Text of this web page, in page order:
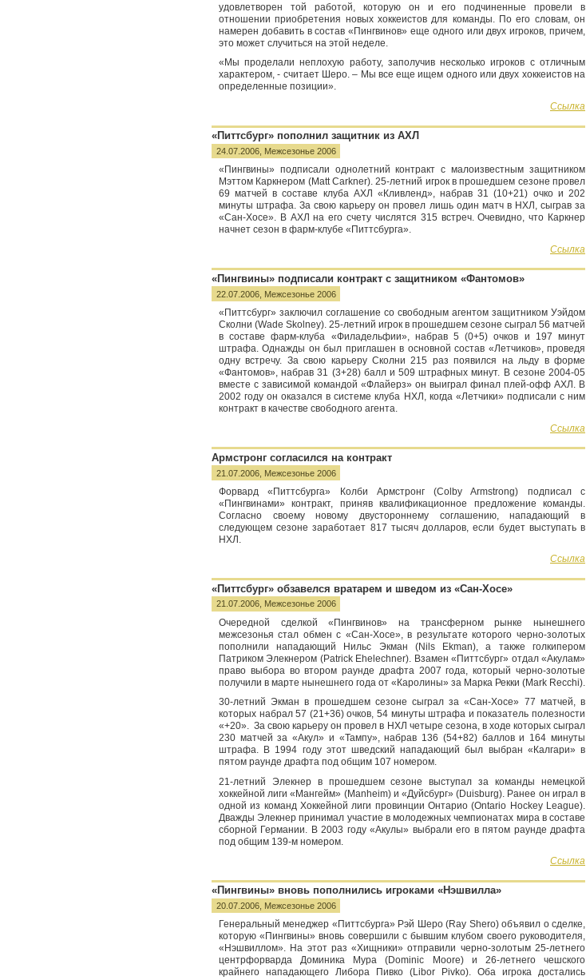
удовлетворен той работой, которую он и его подчиненные провели в
отношении приобретения новых хоккеистов для команды. По его словам, он
намерен добавить в состав «Пингвинов» еще одного или двух игроков, причем,
это может случиться на этой неделе.
«Мы проделали неплохую работу, заполучив несколько игроков с отличным
характером, - считает Шеро. – Мы все еще ищем одного или двух хоккеистов на
определенные позиции».
Ссылка
«Питтсбург» пополнил защитник из АХЛ
24.07.2006, Межсезонье 2006
«Пингвины» подписали однолетний контракт с малоизвестным защитником
Мэттом Каркнером (Matt Carkner). 25-летний игрок в прошедшем сезоне провел
69 матчей в составе клуба АХЛ «Кливленд», набрав 31 (10+21) очко и 202
минуты штрафа. За свою карьеру он провел лишь один матч в НХЛ, сыграв за
«Сан-Хосе». В АХЛ на его счету числятся 315 встреч. Очевидно, что Каркнер
начнет сезон в фарм-клубе «Питтсбурга».
Ссылка
«Пингвины» подписали контракт с защитником «Фантомов»
22.07.2006, Межсезонье 2006
«Питтсбург» заключил соглашение со свободным агентом защитником Уэйдом
Сколни (Wade Skolney). 25-летний игрок в прошедшем сезоне сыграл 56 матчей
в составе фарм-клуба «Филадельфии», набрав 5 (0+5) очков и 197 минут
штрафа. Однажды он был приглашен в основной состав «Летчиков», проведя
одну встречу. За свою карьеру Сколни 215 раз появился на льду в форме
«Фантомов», набрав 31 (3+28) балл и 509 штрафных минут. В сезоне 2004-05
вместе с зависимой командой «Флайерз» он выиграл финал плей-офф АХЛ. В
2002 году он оказался в системе клуба НХЛ, когда «Летчики» подписали с ним
контракт в качестве свободного агента.
Ссылка
Армстронг согласился на контракт
21.07.2006, Межсезонье 2006
Форвард «Питтсбурга» Колби Армстронг (Colby Armstrong) подписал с
«Пингвинами» контракт, приняв квалификационное предложение команды.
Согласно своему новому двустороннему соглашению, нападающий в
следующем сезоне заработает 817 тысяч долларов, если будет выступать в
НХЛ.
Ссылка
«Питтсбург» обзавелся вратарем и шведом из «Сан-Хосе»
21.07.2006, Межсезонье 2006
Очередной сделкой «Пингвинов» на трансферном рынке нынешнего
межсезонья стал обмен с «Сан-Хосе», в результате которого черно-золотых
пополнили нападающий Нильс Экман (Nils Ekman), а также голкипером
Патриком Элекнером (Patrick Ehelechner). Взамен «Питтсбург» отдал «Акулам»
право выбора во втором раунде драфта 2007 года, который черно-золотые
получили в марте нынешнего года от «Каролины» за Марка Рекки (Mark Recchi).
30-летний Экман в прошедшем сезоне сыграл за «Сан-Хосе» 77 матчей, в
которых набрал 57 (21+36) очков, 54 минуты штрафа и показатель полезности
«+20». За свою карьеру он провел в НХЛ четыре сезона, в ходе которых сыграл
230 матчей за «Акул» и «Тампу», набрав 136 (54+82) баллов и 164 минуты
штрафа. В 1994 году этот шведский нападающий был выбран «Калгари» в
пятом раунде драфта под общим 107 номером.
21-летний Элекнер в прошедшем сезоне выступал за команды немецкой
хоккейной лиги «Мангейм» (Manheim) и «Дуйсбург» (Duisburg). Ранее он играл в
одной из команд Хоккейной лиги провинции Онтарио (Ontario Hockey League).
Дважды Элекнер принимал участие в молодежных чемпионатах мира в составе
сборной Германии. В 2003 году «Акулы» выбрали его в пятом раунде драфта
под общим 139-м номером.
Ссылка
«Пингвины» вновь пополнились игроками «Нэшвилла»
20.07.2006, Межсезонье 2006
Генеральный менеджер «Питтсбурга» Рэй Шеро (Ray Shero) объявил о сделке,
которую «Пингвины» вновь совершили с бывшим клубом своего руководителя,
«Нэшвиллом». На этот раз «Хищники» отправили черно-золотым 25-летнего
центрфорварда Доминика Мура (Dominic Moore) и 26-летнего чешского
крайнего нападающего Либора Пивко (Libor Pivko). Оба игрока достались